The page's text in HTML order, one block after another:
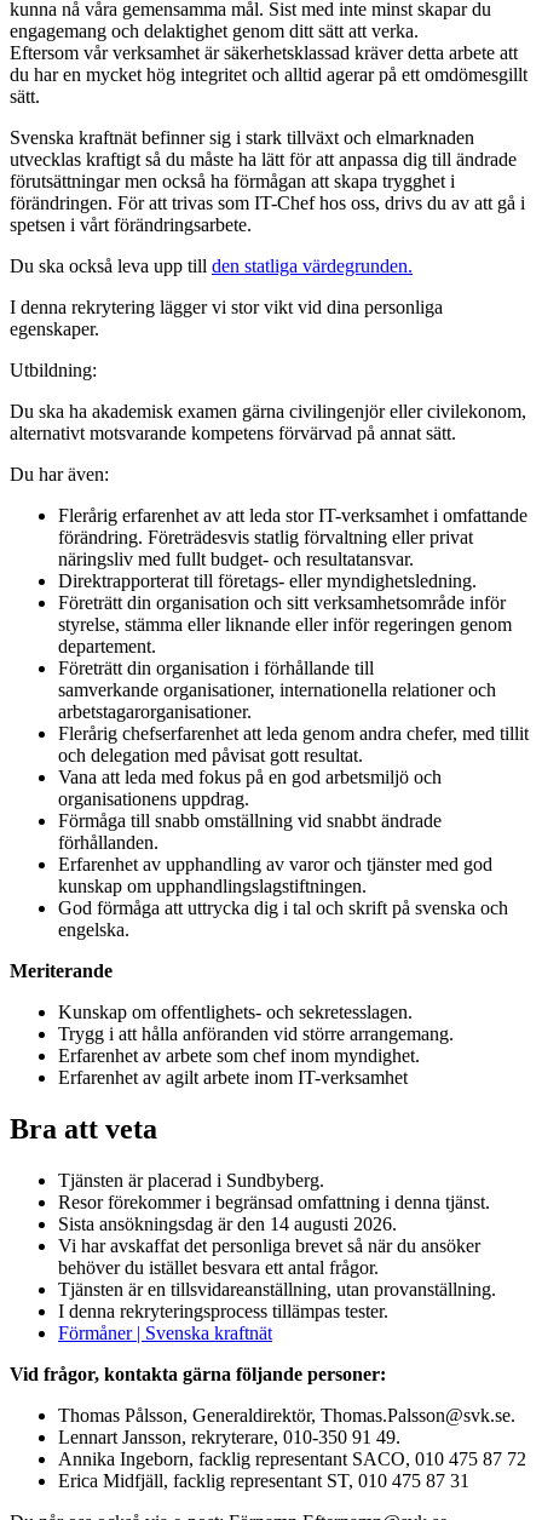
kunna nå våra gemensamma mål. Sist med inte minst skapar du
engagemang och delaktighet genom ditt sätt att verka.
Eftersom vår verksamhet är säkerhetsklassad kräver detta arbete att
du har en mycket hög integritet och alltid agerar på ett omdömesgillt
sätt.
Svenska kraftnät befinner sig i stark tillväxt och elmarknaden
utvecklas kraftigt så du måste ha lätt för att anpassa dig till ändrade
förutsättningar men också ha förmågan att skapa trygghet i
förändringen. För att trivas som IT-Chef hos oss, drivs du av att gå i
spetsen i vårt förändringsarbete.
Du ska också leva upp till den statliga värdegrunden.
I denna rekrytering lägger vi stor vikt vid dina personliga
egenskaper.
Utbildning:
Du ska ha akademisk examen gärna civilingenjör eller civilekonom,
alternativt motsvarande kompetens förvärvad på annat sätt.
Du har även:
Flerårig erfarenhet av att leda stor IT-verksamhet i omfattande
förändring. Företrädesvis statlig förvaltning eller privat
näringsliv med fullt budget- och resultatansvar.
Direktrapporterat till företags- eller myndighetsledning.
Företrätt din organisation och sitt verksamhetsområde inför
styrelse, stämma eller liknande eller inför regeringen genom
departement.
Företrätt din organisation i förhållande till
samverkande organisationer, internationella relationer och
arbetstagarorganisationer.
Flerårig chefserfarenhet att leda genom andra chefer, med tillit
och delegation med påvisat gott resultat.
Vana att leda med fokus på en god arbetsmiljö och
organisationens uppdrag.
Förmåga till snabb omställning vid snabbt ändrade
förhållanden.
Erfarenhet av upphandling av varor och tjänster med god
kunskap om upphandlingslagstiftningen.
God förmåga att uttrycka dig i tal och skrift på svenska och
engelska.
Meriterande
Kunskap om offentlighets- och sekretesslagen.
Trygg i att hålla anföranden vid större arrangemang.
Erfarenhet av arbete som chef inom myndighet.
Erfarenhet av agilt arbete inom IT-verksamhet
Bra att veta
Tjänsten är placerad i Sundbyberg.
Resor förekommer i begränsad omfattning i denna tjänst.
Sista ansökningsdag är den 14 augusti 2026.
Vi har avskaffat det personliga brevet så när du ansöker
behöver du istället besvara ett antal frågor.
Tjänsten är en tillsvidareanställning, utan provanställning.
I denna rekryteringsprocess tillämpas tester.
Förmåner | Svenska kraftnät
Vid frågor, kontakta gärna följande personer:
Thomas Pålsson, Generaldirektör, Thomas.Palsson@svk.se.
Lennart Jansson, rekryterare, 010-350 91 49.
Annika Ingeborn, facklig representant SACO, 010 475 87 72
Erica Midfjäll, facklig representant ST, 010 475 87 31